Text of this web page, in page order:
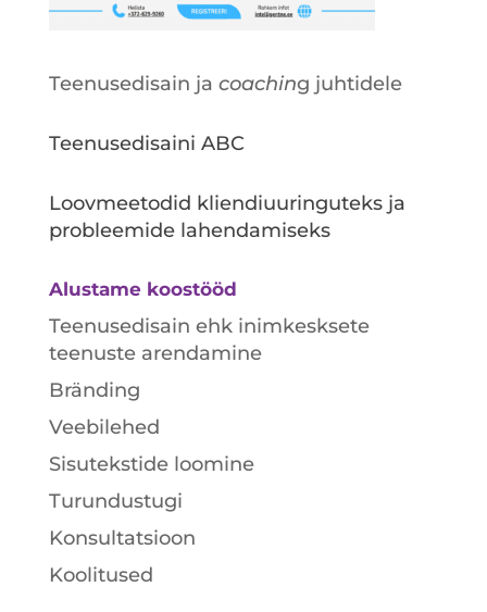
Teenusedisain ja coaching juhtidele
Teenusedisaini ABC
Loovmeetodid kliendiuuringuteks ja
probleemide lahendamiseks
Alustame koostööd
Teenusedisain ehk inimkesksete
teenuste arendamine
Bränding
Veebilehed
Sisutekstide loomine
Turundustugi
Konsultatsioon
Koolitused